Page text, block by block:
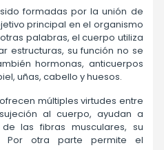
formadas por la unión de
principal en el organismo
palabras, el cuerpo utiliza
estructuras, su función no se
hormonas, anticuerpos
uñas, cabello y huesos.
múltiples virtudes entre
al cuerpo, ayudan a
las fibras musculares, su
Por otra parte permite el